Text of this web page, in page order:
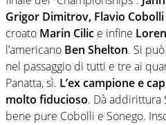
Grigor Dimitrov, Flavio Cobolli
croato Marin Cilic e infine
l’americano Ben Shelton. Si
nel passaggio di tutti e tre ai
Panatta, sì. L’ex campione e
molto fiducioso. Dà addirittura
bene pure Cobolli e Sonego.